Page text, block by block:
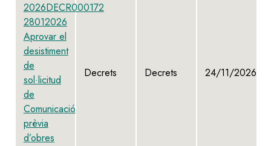
2026DECR000172
28012026
Aprovar el
desistiment
de
sol·licitud
de
Comunicació
prèvia
d’obres
Decrets Decrets 24/11/2026